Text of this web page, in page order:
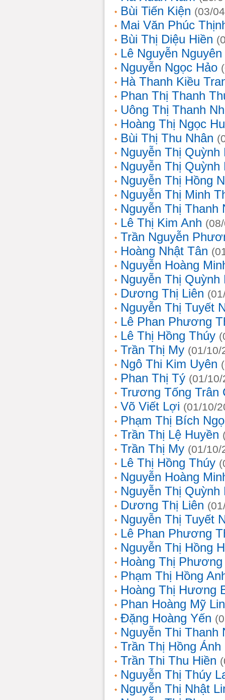
Bùi Tiến Kiện (03/
Mai Văn Phúc
Bùi Thị Diệu Hiền
Lê Nguyễn
Nguyễn Ngọc Hảo
Hà Thanh Kiều
Phan Thị Thanh
Uông Thị Thanh
Hoàng Thị Ngọc
Bùi Thị Thu Nhân
Nguyễn Thị Quỳnh
Nguyễn Thị Quỳnh
Nguyễn Thị Hồng
Nguyễn Thị Minh
Nguyễn Thị Thanh
Lê Thị Kim Anh
Trần Nguyễn
Hoàng Nhật Tân
Nguyễn Hoàng
Nguyễn Thị Quỳnh
Dương Thị Liên
Nguyễn Thị Tuyết
Lê Phan Phương
Lê Thị Hồng Thúy
Trần Thị My (01/10/
Ngô Thi Kim Uyên
Phan Thị Tý (01/
Trương Tống Trân
Võ Viết Lợi (01/10/
Phạm Thị Bích
Trần Thị Lệ Huyền
Trần Thị My (01/10/
Lê Thị Hồng Thúy
Nguyễn Hoàng
Nguyễn Thị Quỳnh
Dương Thị Liên
Nguyễn Thị Tuyết
Lê Phan Phương
Nguyễn Thị Hồng
Hoàng Thị Phương
Phạm Thị Hồng
Hoàng Thị Hương
Phan Hoàng Mỹ
Đặng Hoàng Yến
Nguyễn Thi Thanh
Trần Thị Hồng Ánh
Trần Thi Thu Hiền
Nguyễn Thị Thúy
Nguyễn Thị Nhật